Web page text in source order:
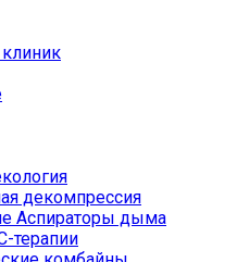
декомпрессия
Аспираторы дыма
терапии